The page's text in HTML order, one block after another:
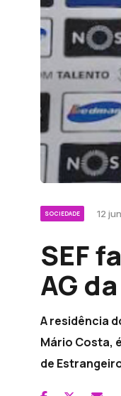
SOCIEDADE 12
SEF
AG
A residência
Mário Costa,
de